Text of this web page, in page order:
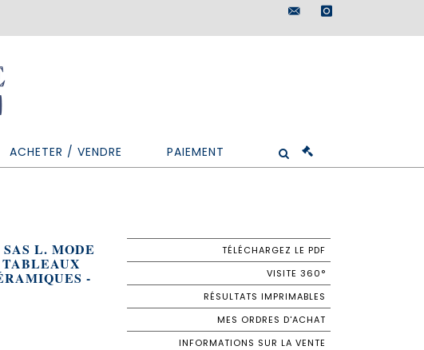
instagram
ACHETER / VENDRE PAIEMENT
L. MODE
-
TÉLÉCHARGEZ LE PDF
VISITE 360°
RÉSULTATS IMPRIMABLES
MES ORDRES D'ACHAT
INFORMATIONS SUR LA VENTE